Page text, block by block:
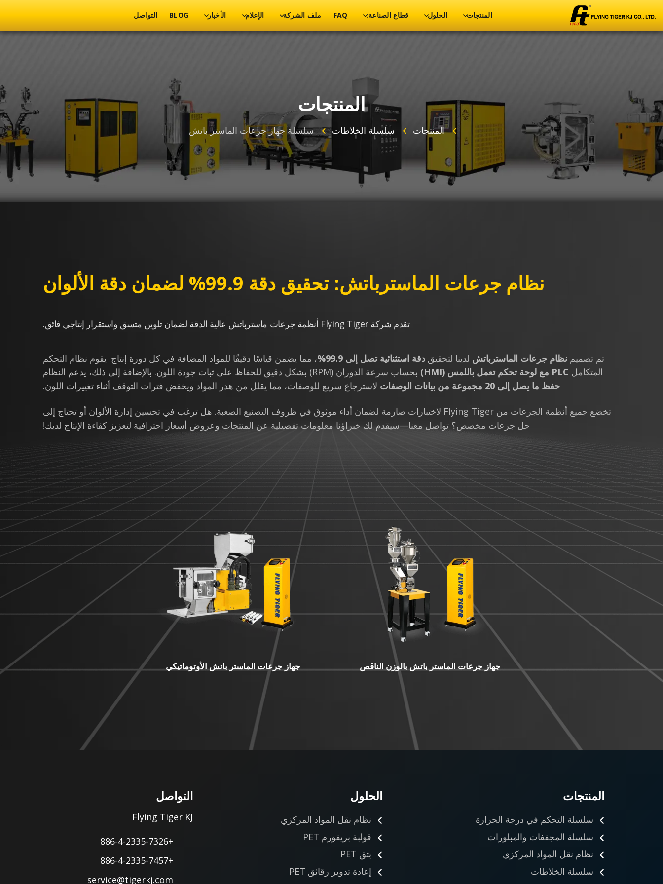
المنتجات الحلول قطاع الصناعة: FAQ ملف الشركة الإعلام الأخبار BLOG التواصل
المنتجات
المنتجات سلسلة الخلاطات سلسلة جهاز جرعات الماستر باتش
نظام جرعات الماسترباتش: تحقيق دقة 99.9% لضمان دقة الألوان
تقدم شركة Flying Tiger أنظمة جرعات ماسترباتش عالية الدقة لضمان تلوين متسق واستقرار إنتاجي فائق.
تم تصميم نظام جرعات الماسترباتش لدينا لتحقيق دقة استثنائية تصل إلى 99.9%
، مما يضمن قياسًا دقيقًا للمواد المضافة في كل دورة إنتاج. يقوم نظام التحكم
المتكامل PLC مع لوحة تحكم تعمل باللمس (HMI)
بحساب سرعة الدوران (RPM) بشكل دقيق للحفاظ على ثبات جودة اللون. بالإضافة إلى ذلك، يدعم النظام
حفظ ما يصل إلى 20 مجموعة من بيانات الوصفات
لاسترجاع سريع للوصفات، مما يقلل من هدر المواد ويخفض فترات التوقف أثناء تغييرات اللون.
تخضع جميع أنظمة الجرعات من Flying Tiger لاختبارات صارمة لضمان أداء موثوق في ظروف التصنيع الصعبة. هل ترغب في تحسين إدارة الألوان أو تحتاج إلى
حل جرعات مخصص؟ تواصل معنا—سيقدم لك خبراؤنا معلومات تفصيلية عن المنتجات وعروض أسعار احترافية لتعزيز كفاءة الإنتاج لديك!
جهاز جرعات الماستر باتش بالوزن الناقص جهاز جرعات الماستر باتش الأوتوماتيكي
المنتجات
سلسلة التحكم في درجة الحرارة
سلسلة المجففات والمبلورات
نظام نقل المواد المركزي
سلسلة الخلاطات
الحلول
نظام نقل المواد المركزي
قولبة بريفورم PET
بثق PET
إعادة تدوير رقائق PET
التواصل
Flying Tiger KJ
+886-4-2335-7326
+886-4-2335-7457
service@tigerkj.com